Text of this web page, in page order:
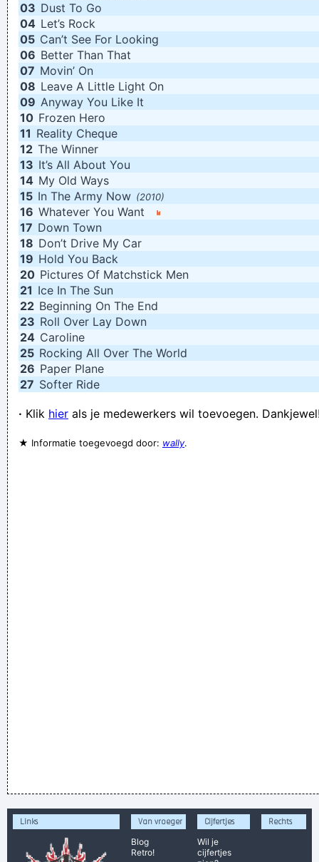
Als je focust op het doel vallen de barrières. Als je focust op
zelfs... ook niet... in de eetzaal! Maar ja!
Buschauffeur De Lijn (die) verrast door Genk Loopt: verkeer
In deze zin staat het woord tussen tussen tussen en en.
De dunne, verwarrende lijnen tussen heimwee en jaloezie
zijn soms moeilijk in te schatten als observerend waarnemer
Verknoei je tijd op een nuttige manier!
03 Dust To Go
04 Let’s Rock
05 Can’t See For Looking
06 Better Than That
07 Movin’ On
08 Leave A Little Light On
09 Anyway You Like It
10 Frozen Hero
11 Reality Cheque
12 The Winner
13 It’s All About You
14 My Old Ways
15 In The Army Now (2010)
16 Whatever You Want
17 Down Town
18 Don’t Drive My Car
19 Hold You Back
20 Pictures Of Matchstick Men
21 Ice In The Sun
22 Beginning On The End
23 Roll Over Lay Down
24 Caroline
25 Rocking All Over The World
26 Paper Plane
27 Softer Ride
· Klik hier als je medewerkers wil toevoegen.
★ Informatie toegevoegd door: wally.
Links
Van vroeger
Blog
Retro!
Cijfertjes
Wil je
cijfertjes
Rechts